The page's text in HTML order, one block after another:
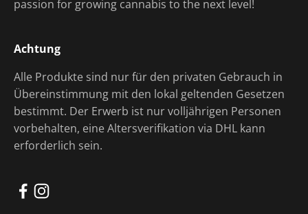
passion for growing cannabis to the next level!
Achtung
Alle Produkte sind nur für den privaten Gebrauch in
Übereinstimmung mit den lokal geltenden Gesetzen
bestimmt. Der Erwerb ist nur volljährigen Personen
vorbehalten, eine Altersverifikation via DHL kann
erforderlich sein.